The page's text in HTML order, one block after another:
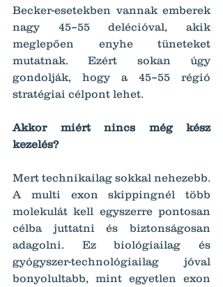
Becker-esetekben vannak emberek
nagy 45–55 delécióval, akik
meglepően enyhe tüneteket
mutatnak. Ezért sokan úgy
gondolják, hogy a 45–55 régió
stratégiai célpont lehet.
Akkor miért nincs még kész
kezelés?
Mert technikailag sokkal nehezebb.
A multi exon skippingnél több
molekulát kell egyszerre pontosan
célba juttatni és biztonságosan
adagolni. Ez biológiailag és
gyógyszer-technológiailag jóval
bonyolultabb, mint egyetlen exon